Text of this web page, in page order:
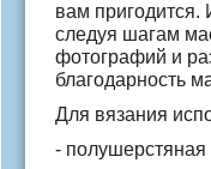
вам
следуя шагам
фотографий и
благодарность
Для вязания
-